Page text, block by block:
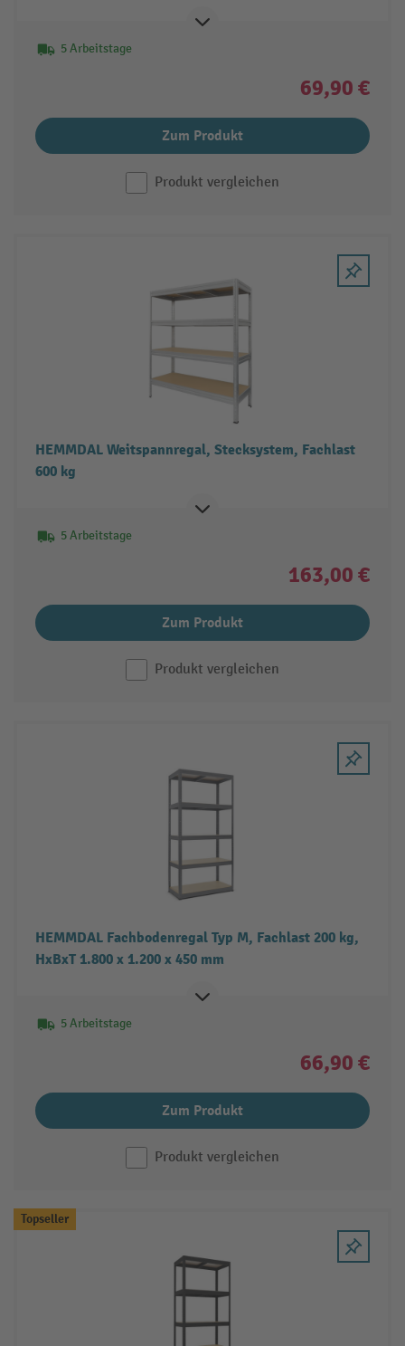
5 Arbeitstage
69,90 €
Zum Produkt
Produkt vergleichen
HEMMDAL Weitspannregal, Stecksystem, Fachlast
600 kg
5 Arbeitstage
163,00 €
Zum Produkt
Produkt vergleichen
HEMMDAL Fachbodenregal Typ M, Fachlast 200 kg,
HxBxT 1.800 x 1.200 x 450 mm
5 Arbeitstage
66,90 €
Zum Produkt
Produkt vergleichen
Topseller